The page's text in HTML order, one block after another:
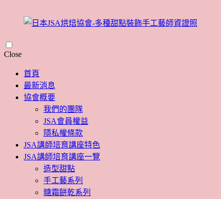
CloseSkip
content
首頁
最新消息
協會概要
我們的團隊
JSA會員權益
隱私權條款
JSA講師培育講座特色
JSA講師培育講座一覽
造型甜點
手工藝系列
糖霜餅乾系列